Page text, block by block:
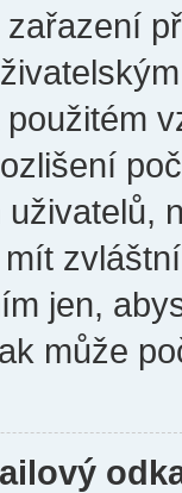
jen,
může